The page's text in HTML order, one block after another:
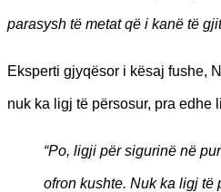
parasysh të metat që i kanë të
Eksperti gjyqësor i kësaj fushe,
nuk ka ligj të përsosur, pra edhe
“Po, ligji për sigurinë në
ofron kushte. Nuk ka ligj të